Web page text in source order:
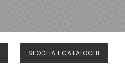
SFOGLIA I CATALOGHI